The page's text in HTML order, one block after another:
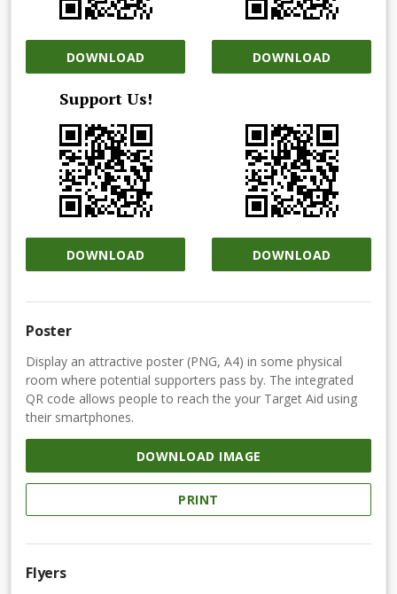
DOWNLOAD DOWNLOAD
Support Us!
DOWNLOAD DOWNLOAD
Poster
Display an attractive poster (PNG, A4) in some physical
room where potential supporters pass by. The integrated
QR code allows people to reach the your Target Aid using
their smartphones.
DOWNLOAD IMAGE
PRINT
Flyers